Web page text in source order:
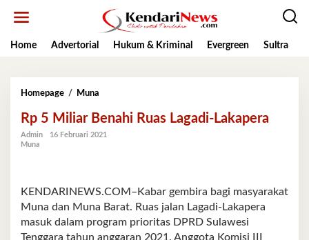
Home
Advertorial Hukum & Kriminal Evergreen Sultra
Homepage / Muna
Miliar
Benahi
Rp 5 Miliar Benahi Ruas Lagadi-Lakapera
Admin
16 Februari 2021
Muna
KENDARINEWS.COM–Kabar gembira bagi masyarakat
Muna dan Muna Barat. Ruas jalan Lagadi-Lakapera
masuk dalam program prioritas DPRD Sulawesi
Tenggara tahun anggaran 2021. Anggota Komisi III